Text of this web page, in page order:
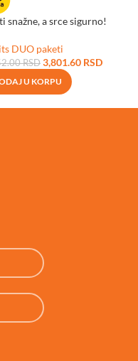
snažne, a srce sigurno!
DUO paketi
RSD 3,801.60 RSD
U KORPU